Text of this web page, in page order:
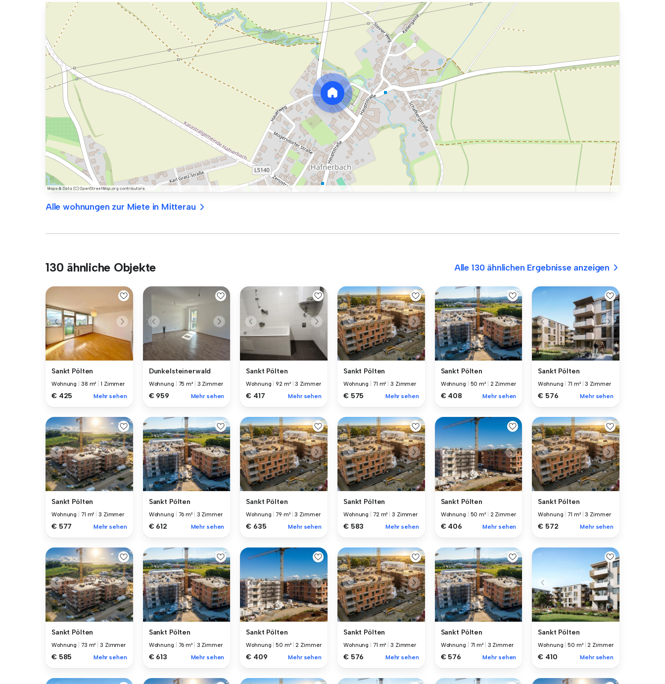
Alle wohnungen zur Miete in Mitterau
130 ähnliche Objekte Alle 130 ähnlichen Ergebnisse anzeigen
Sankt Pölten
Wohnung 38 m² |1 Zimmer
€ 425 Mehr sehen
Dunkelsteinerwald
Wohnung 75 m² 3 Zimmer
€ 959 Mehr sehen
Sankt Pölten
Wohnung |92 m² |3 Zimmer
€ 417 Mehr sehen
Sankt Pölten
Wohnung 71 m² 3 Zimmer
€ 575 Mehr sehen
Sankt Pölten
Wohnung 50 m² 2 Zimmer
€ 408 Mehr sehen
Sankt Pölten
Wohnung |71 m² |3 Zimmer
€ 576 Mehr sehen
Sankt Pölten
Wohnung 71 m² |3 Zimmer
€ 577 Mehr sehen
Sankt Pölten
Wohnung 76 m² 3 Zimmer
€ 612 Mehr sehen
Sankt Pölten
Wohnung |79 m² |3 Zimmer
€ 635 Mehr sehen
Sankt Pölten
Wohnung 72 m² 3 Zimmer
€ 583 Mehr sehen
Sankt Pölten
Wohnung 50 m² 2 Zimmer
€ 406 Mehr sehen
Sankt Pölten
Wohnung |71 m² |3 Zimmer
€ 572 Mehr sehen
Sankt Pölten
Wohnung 73 m² |3 Zimmer
€ 585 Mehr sehen
Sankt Pölten
Wohnung 76 m² 3 Zimmer
€ 613 Mehr sehen
Sankt Pölten
Wohnung |50 m² |2 Zimmer
€ 409 Mehr sehen
Sankt Pölten
Wohnung 71 m² 3 Zimmer
€ 576 Mehr sehen
Sankt Pölten
Wohnung 71 m² 3 Zimmer
€ 576 Mehr sehen
Sankt Pölten
Wohnung |50 m² |2 Zimmer
€ 410 Mehr sehen